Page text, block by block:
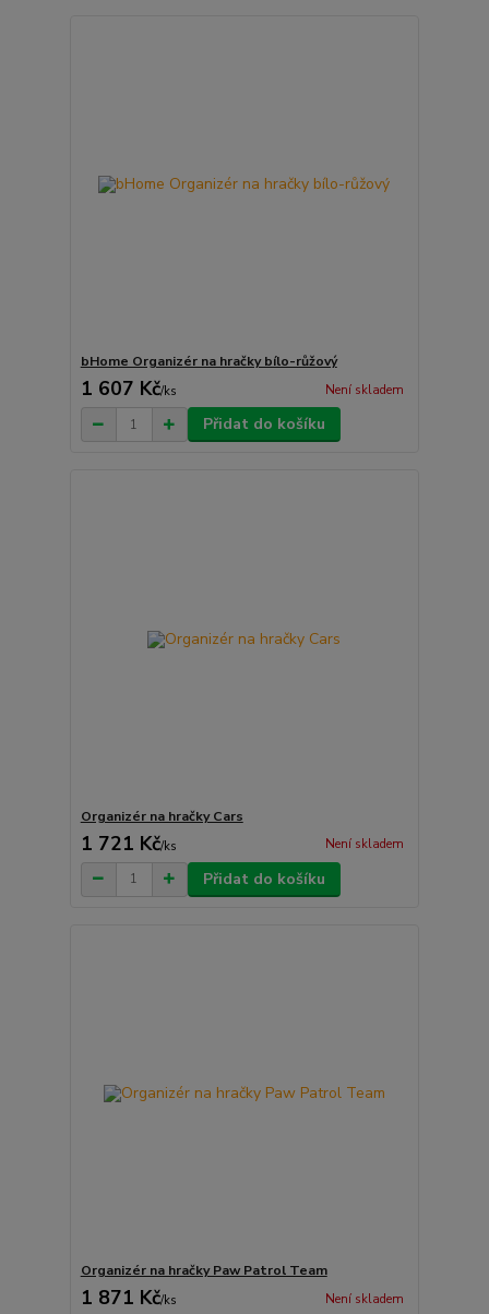
bHome Organizér na hračky bílo-růžový
1 607 Kč/ks Není skladem
Přidat do košíku
Organizér na hračky Cars
1 721 Kč/ks Není skladem
Přidat do košíku
Organizér na hračky Paw Patrol Team
1 871 Kč/ks Není skladem